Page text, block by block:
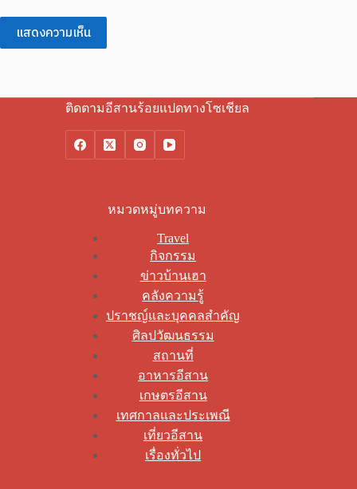
แสดงความเห็น
ติดตามอีสานร้อยแปดทางโซเชียล
หมวดหมู่บทความ
Travel
กิจกรรม
ข่าวบ้านเฮา
คลังความรู้
ปราชญ์และบุคคลสำคัญ
ศิลปวัฒนธรรม
สถานที่
อาหารอีสาน
เกษตรอีสาน
เทศกาลและประเพณี
เที่ยวอีสาน
เรื่องทั่วไป